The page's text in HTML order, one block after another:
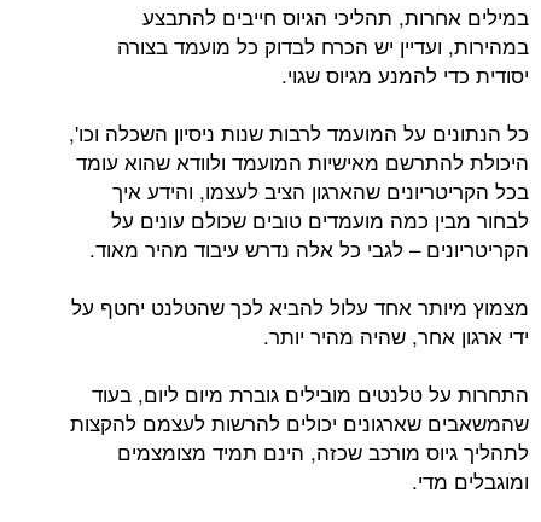
במילים אחרות, תהליכי הגיוס חייבים להתבצע
במהירות, ועדיין יש הכרח לבדוק כל מועמד בצורה
יסודית כדי להמנע מגיוס שגוי.
כל הנתונים על המועמד לרבות שנות ניסיון השכלה וכו',
היכולת להתרשם מאישיות המועמד ולוודא שהוא עומד
בכל הקריטריונים שהארגון הציב לעצמו, והידע איך
לבחור מבין כמה מועמדים טובים שכולם עונים על
הקריטריונים – לגבי כל אלה נדרש עיבוד מהיר מאוד.
מצמוץ מיותר אחד עלול להביא לכך שהטלנט יחטף על
ידי ארגון אחר, שהיה מהיר יותר.
התחרות על טלנטים מובילים גוברת מיום ליום, בעוד
שהמשאבים שארגונים יכולים להרשות לעצמם להקצות
לתהליך גיוס מורכב שכזה, הינם תמיד מצומצמים
ומוגבלים מדי.